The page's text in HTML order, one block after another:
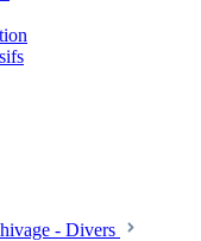
- Divers